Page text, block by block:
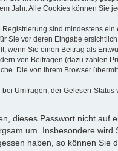
Jahr. Alle Cookies können Sie
sind mindestens ein
Sie vor deren Eingabe ersichtlich.
wenn Sie einen Beitrag als
von Beiträgen (dazu zählen
Die von Ihrem Browser
Umfragen, der Gelesen-Status
dieses Passwort nicht auf
um. Insbesondere wird
haben, so können Sie